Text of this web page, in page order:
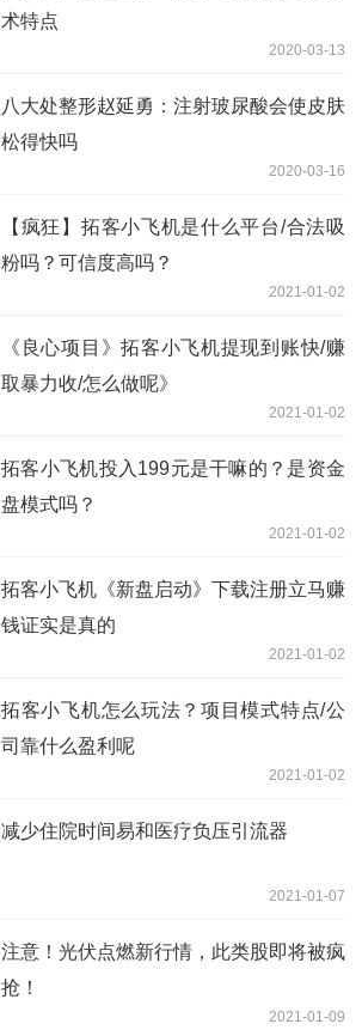
术特点
2020-03-13
八大处整形赵延勇：注射玻尿酸会使皮肤
松得快吗
2020-03-16
【疯狂】拓客小飞机是什么平台/合法吸
粉吗？可信度高吗？
2021-01-02
《良心项目》拓客小飞机提现到账快/赚
取暴力收/怎么做呢》
2021-01-02
拓客小飞机投入199元是干嘛的？是资金
盘模式吗？
2021-01-02
拓客小飞机《新盘启动》下载注册立马赚
钱证实是真的
2021-01-02
拓客小飞机怎么玩法？项目模式特点/公
司靠什么盈利呢
2021-01-02
减少住院时间易和医疗负压引流器
2021-01-07
注意！光伏点燃新行情，此类股即将被疯
抢！
2021-01-09